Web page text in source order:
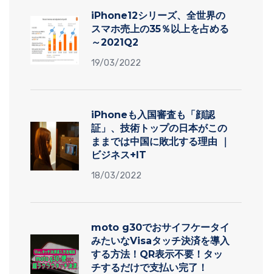
iPhone12シリーズ、全世界の
スマホ売上の35％以上を占める
～2021Q2
19/03/2022
iPhoneも入国審査も「顔認
証」、技術トップの日本がこの
ままでは中国に敗北する理由 ｜
ビジネス+IT
18/03/2022
moto g30でおサイフケータイ
みたいなVisaタッチ決済を導入
する方法！QR表示不要！タッ
チするだけで支払い完了！